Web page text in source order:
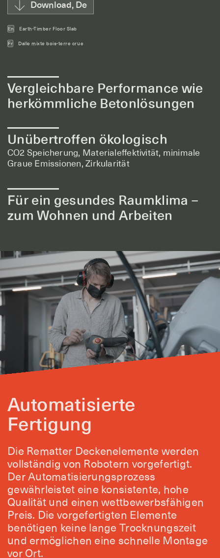
Download, De
En Earth-Timber Floor Slab
Fr Dalle mixte bois-terre crue
Vergleichbare Performance wie
herkömmliche Betonlösungen
Unübertroffen ökologisch
CO2 Speicherung, Materialeffektivität, minimale
Graue Emissionen, Zirkularität
Für ein gesundes Raumklima –
zum Wohnen und Arbeiten
Automatisierte
Fertigung
Die Rematter Deckenelemente werden
vollständig von Robotern vorgefertigt.
Der Automatisierungsprozess
gewährleistet eine konsistente, hohe
Qualität und einen wettbewerbsfähigen
Preis. Die vorgefertigten Elemente
benötigen keine lange Trocknungszeit
und ermöglichen eine schnelle Montage
vor Ort.